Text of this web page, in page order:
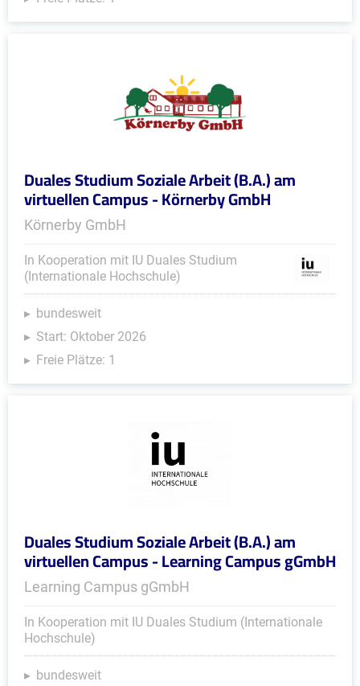
Duales Studium Soziale Arbeit (B.A.) am
virtuellen Campus - Körnerby GmbH
Körnerby GmbH
In Kooperation mit IU Duales Studium
(Internationale Hochschule)
bundesweit
Start: Oktober 2026
Freie Plätze: 1
Duales Studium Soziale Arbeit (B.A.) am
virtuellen Campus - Learning Campus gGmbH
Learning Campus gGmbH
In Kooperation mit IU Duales Studium (Internationale
Hochschule)
bundesweit